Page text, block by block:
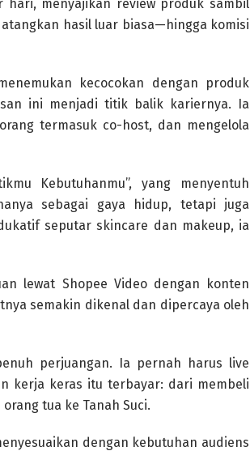
hari, menyajikan review produk sambil
hasil luar biasa—hingga komisi
kecocokan dengan produk
ini menjadi titik balik kariernya. Ia
termasuk co-host, dan mengelola
Kebutuhanmu”, yang menyentuh
sebagai gaya hidup, tetapi juga
seputar skincare dan makeup, ia
lewat Shopee Video dengan konten
semakin dikenal dan dipercaya oleh
perjuangan. Ia pernah harus live
kerja keras itu terbayar: dari membeli
tua ke Tanah Suci.
dengan kebutuhan audiens